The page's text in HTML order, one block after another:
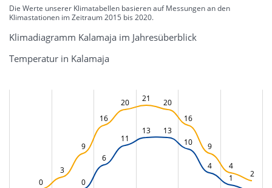
Die Werte unserer Klimatabellen basieren auf Messungen an den
Klimastationen im Zeitraum 2015 bis 2020.
Klimadiagramm Kalamaja im Jahresüberblick
Temperatur in Kalamaja
0
3
9
16
20 21
20
16
9
4
2
0
6
11
13
13
10
4
1